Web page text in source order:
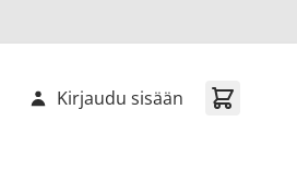
Kirjaudu sisään